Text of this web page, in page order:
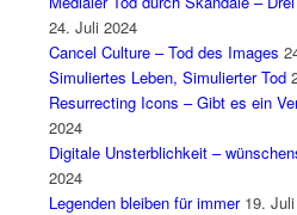
24. Juli 2024
Cancel Culture – Tod des Images
Simuliertes Leben, Simulierter Tod
Resurrecting Icons – Gibt es ein
2024
Digitale Unsterblichkeit –
2024
Legenden bleiben für immer 19.